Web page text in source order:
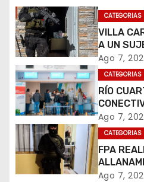
d
e
e
n
t
r
a
CATEGORIAS
VILLA
A UN
Ago 7,
CATEGORIAS
RÍO
CUATRO
BUENOS
Ago 7,
CATEGORIAS
FPA
BUSTOS-
Ago 7,